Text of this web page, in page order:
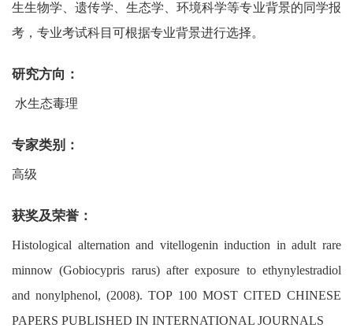
生生物学、遗传学、生态学、环境科学等专业背景的同学报
考，专业考试科目可根据专业背景进行选择。
研究方向：
水生态毒理
专家类别：
高级
获奖及荣誉：
Histological alternation and vitellogenin induction in adult rare
minnow (Gobiocypris rarus) after exposure to ethynylestradiol
and nonylphenol, (2008). TOP 100 MOST CITED CHINESE
PAPERS PUBLISHED IN INTERNATIONAL JOURNALS